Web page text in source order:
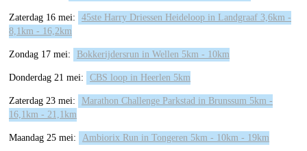
Zaterdag 16 mei:
45ste Harry Driessen Heideloop in Landgraaf 3,6km -
8,1km - 16,2km
Zondag 17 mei: Bokkerijdersrun in Wellen 5km - 10km
Donderdag 21 mei: CBS loop in Heerlen 5km
Zaterdag 23 mei:
Marathon Challenge Parkstad in Brunssum 5km -
16,1km - 21,1km
Maandag 25 mei: Ambiorix Run in Tongeren 5km - 10km - 19km